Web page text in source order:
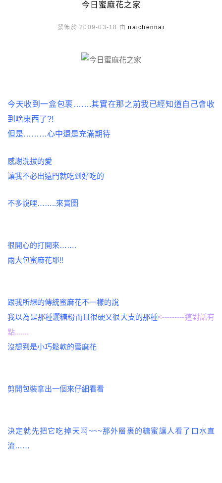
今日蜜麻花之家
發佈於 2009-03-18 由naichennai
今天收到一盒包裹…….其實在那之前我已經知道自己會收
到啥東西了?!
但是………心中還是充滿期待
感謝洗拔的愛
讓我不必出遠門就吃到好吃的
不多說哩……..來賞圖
很開心的打開來…….
兩大包蜜麻花耶!!
跟我所想的傳統蜜麻花不一樣的說
我以為是那種灑糖粉而且很硬又很大支的那種<---------這對話有
點.......
沒想到是小巧鬆軟的蜜麻花
剪開包裝拿出一個來仔細看看
決定就先把它吃掉天啊~~~那外層裹的糖蜜讓人看了口水直
流……